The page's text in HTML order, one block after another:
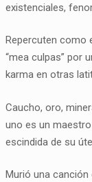
existenciales,
Repercuten como
“mea culpas” por
karma en otras
Caucho, oro,
uno es un
escindida de su
Murió una